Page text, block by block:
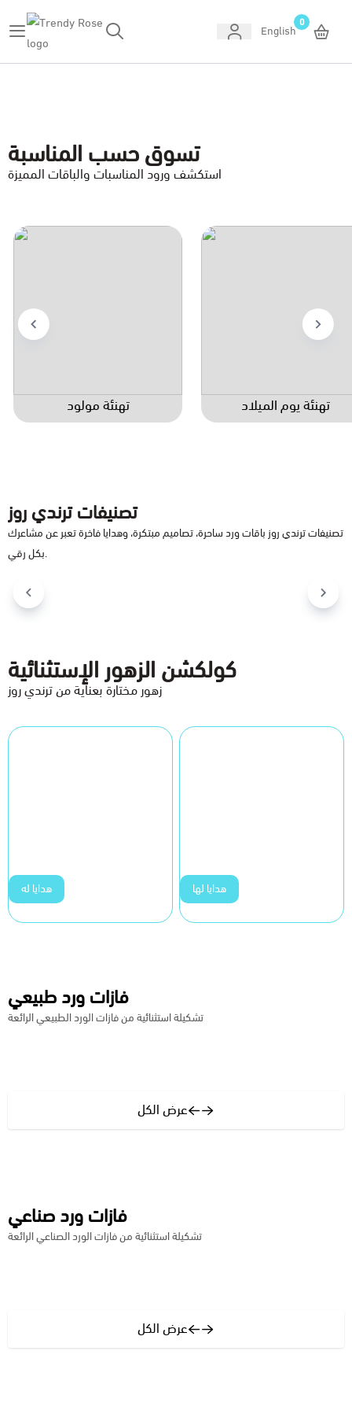
Trendy Rose English
0
تسوق حسب المناسبة
استكشف ورود المناسبات والباقات المميزة
تهنئة مولود تهنئة يوم الميلاد
تصنيفات ترندي روز
تصنيفات ترندي روز باقات ورد ساحرة، تصاميم مبتكرة، وهدايا فاخرة تعبر عن مشاعرك
بكل رقي.
كولكشن الزهور الإستثنائية
زهور مختارة بعناية من ترندي روز
هدايا له هدايا لها
فازات ورد طبيعي
تشكيلة استثنائية من فازات الورد الطبيعي الرائعة
عرض الكل
فازات ورد صناعي
تشكيلة استثنائية من فازات الورد الصناعي الرائعة
عرض الكل